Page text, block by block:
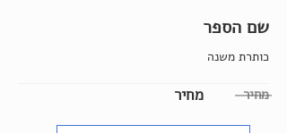
שם הספר
כותרת משנה
מחיר מחיר